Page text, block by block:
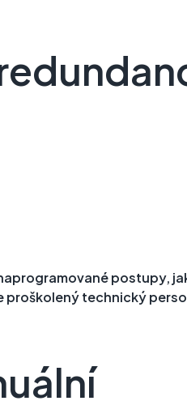
postupy,
technický